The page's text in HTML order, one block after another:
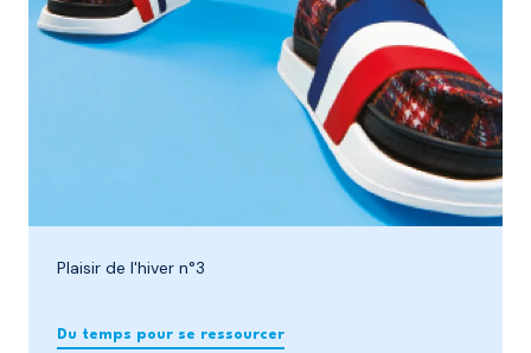
Plaisir de l'hiver n°3
Du temps pour se ressourcer